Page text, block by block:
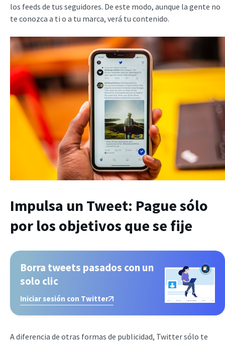
los feeds de tus seguidores. De este modo, aunque la gente no
te conozca a ti o a tu marca, verá tu contenido.
Impulsa un Tweet: Pague sólo
por los objetivos que se fije
Borra tweets pasados con un
solo clic
Iniciar sesión con Twitter
A diferencia de otras formas de publicidad, Twitter sólo te